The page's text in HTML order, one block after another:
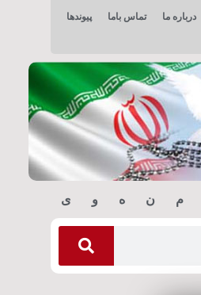
درباره ما تماس باما پیوندها
م ن ه و ی